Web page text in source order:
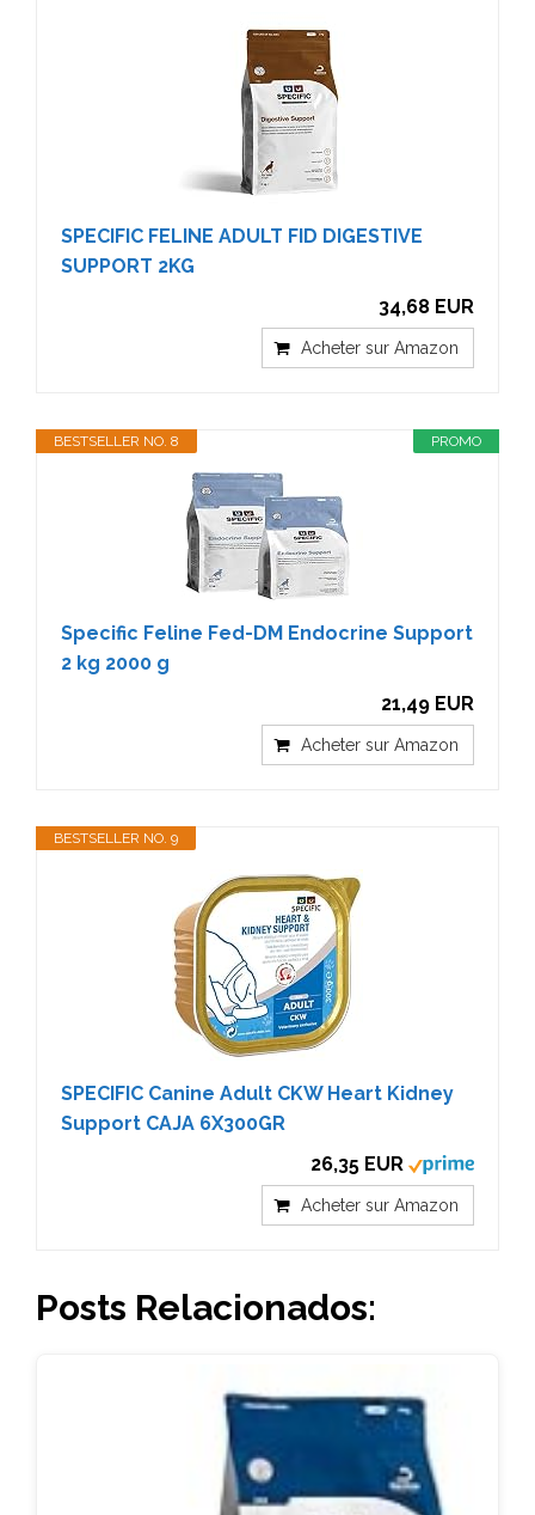
SPECIFIC FELINE ADULT FID DIGESTIVE
SUPPORT 2KG
34,68 EUR
Acheter sur Amazon
PROMO
BESTSELLER NO. 8
Specific Feline Fed-DM Endocrine Support
2 kg 2000 g
21,49 EUR
Acheter sur Amazon
BESTSELLER NO. 9
SPECIFIC Canine Adult CKW Heart Kidney
Support CAJA 6X300GR
26,35 EUR
Acheter sur Amazon
Posts Relacionados: